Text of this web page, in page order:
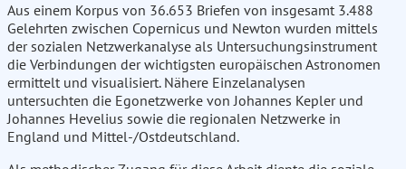
Aus einem Korpus von 36.653 Briefen von insgesamt 3.488
Gelehrten zwischen Copernicus und Newton wurden mittels
der sozialen Netzwerkanalyse als Untersuchungsinstrument
die Verbindungen der wichtigsten europäischen Astronomen
ermittelt und visualisiert. Nähere Einzelanalysen
untersuchten die Egonetzwerke von Johannes Kepler und
Johannes Hevelius sowie die regionalen Netzwerke in
England und Mittel-/Ostdeutschland.